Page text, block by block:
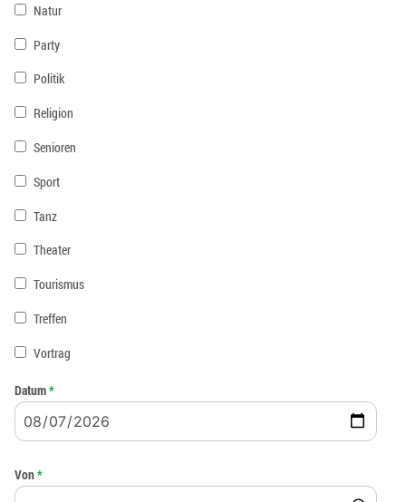
Natur
Party
Politik
Religion
Senioren
Sport
Tanz
Theater
Tourismus
Treffen
Vortrag
Datum*
Von*